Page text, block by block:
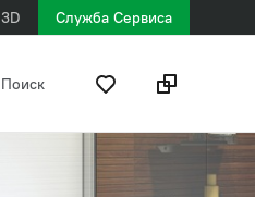
3D Служба Сервиса
Поиск